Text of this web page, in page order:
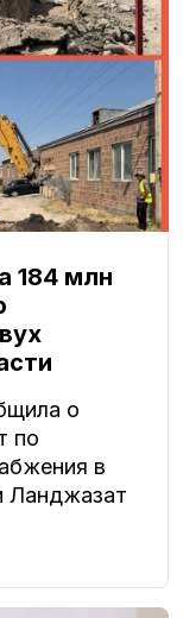
184 млн
о
по
в
Ланджазат